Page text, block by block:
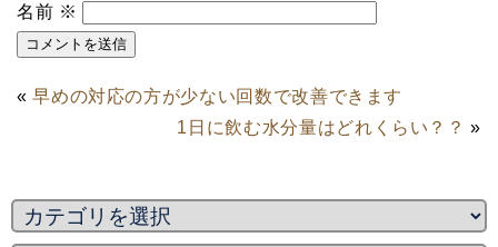
名前 ※
«早めの対応の方が少ない回数で改善できます
1日に飲む水分量はどれくらい？？ »